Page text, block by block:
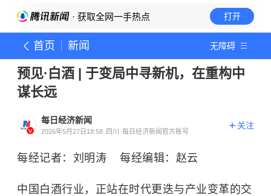
· 获取全网一手热点 打开
首页 新闻 无障碍
预见·白酒 | 于变局中寻新机，在重构中
谋长远
每日经济新闻
2026年5月27日18:58 四川 每日经济新闻官方账号
关注
每经记者：刘明涛 每经编辑：赵云
中国白酒行业，正站在时代更迭与产业变革的交